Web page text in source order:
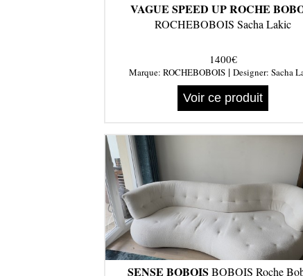
VAGUE SPEED UP ROCHE
ROCHEBOBOIS Sacha Lakic
1400€
Marque: ROCHEBOBOIS | Designer: Sacha
Voir ce produit
SENSE BOBOIS BOBOIS Roche